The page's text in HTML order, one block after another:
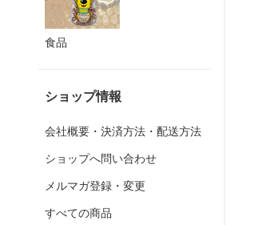
食品
ショップ情報
会社概要・決済方法・配送方法
ショップへ問い合わせ
メルマガ登録・変更
すべての商品